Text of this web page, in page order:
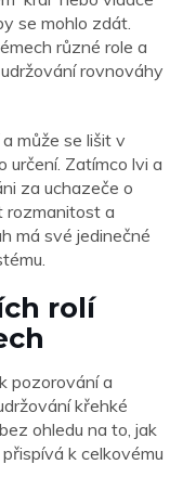
se mohlo zdát.
různé role a
rovnováhy
může se lišit v
určení. Zatímco lvi a
za uchazeče o
rozmanitost a
má své jedinečné
rolí
pozorování a
křehké
ohledu na to, jak
k celkovému